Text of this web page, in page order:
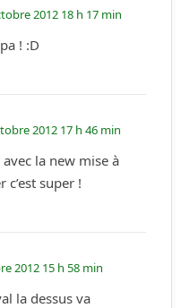
2012 18 h 17 min
! :D
2012 17 h 46 min
avec la new mise à
super !
2012 15 h 58 min
la dessus va